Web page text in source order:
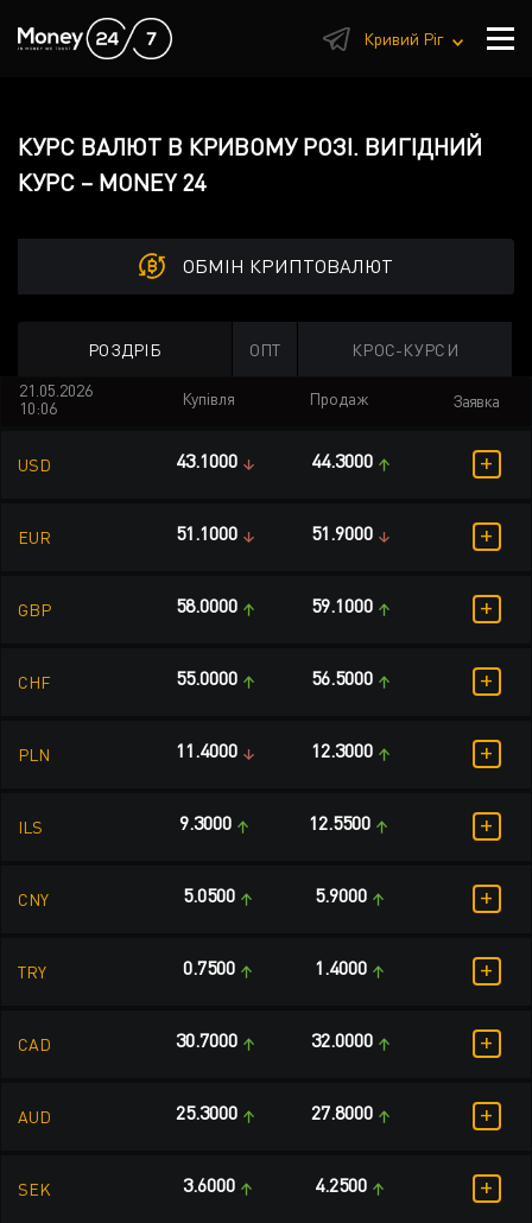
Кривий Ріг
КУРС ВАЛЮТ В КРИВОМУ РОЗІ. ВИГІДНИЙ
КУРС – MONEY 24
РОЗДРІБ ОПТ КРОС-КУРСИ
ОБМІН КРИПТОВАЛЮТ
21.05.2026
10:06
Купівля Продаж Заявка
USD 43.1000 44.3000 +
EUR 51.1000 51.9000 +
GBP 58.0000 59.1000 +
CHF 55.0000 56.5000 +
PLN 11.4000 12.3000 +
ILS 9.3000 12.5500 +
CNY 5.0500 5.9000 +
TRY 0.7500 1.4000 +
CAD 30.7000 32.0000 +
AUD 25.3000 27.8000 +
SEK 3.6000 4.2500 +